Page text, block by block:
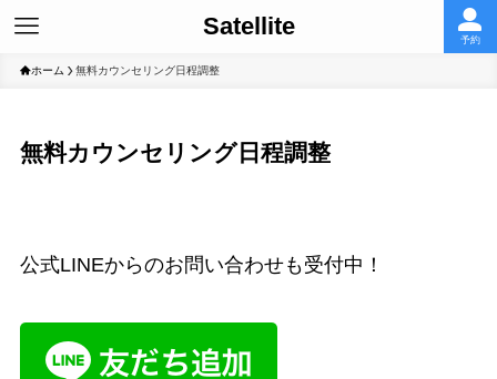
Satellite 予約
ホーム 無料カウンセリング日程調整
無料カウンセリング日程調整
公式LINEからのお問い合わせも受付中！